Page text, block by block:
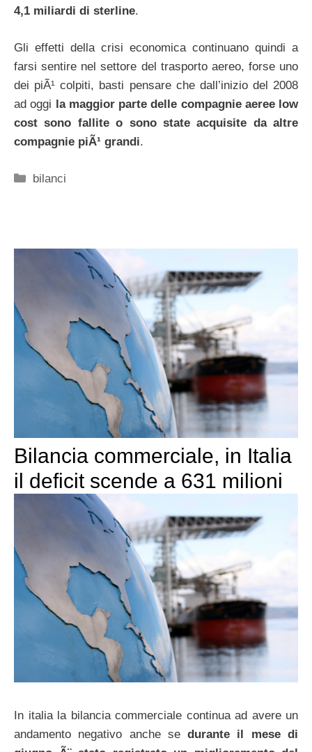
4,1 miliardi di sterline.
Gli effetti della crisi economica continuano quindi a
farsi sentire nel settore del trasporto aereo, forse uno
dei piÃ¹ colpiti, basti pensare che dall’inizio del 2008
ad oggi la maggior parte delle compagnie aeree low
cost sono fallite o sono state acquisite da altre
compagnie piÃ¹ grandi.
Categorie
bilanci
Bilancia commerciale, in Italia
il deficit scende a 631 milioni
In italia la bilancia commerciale continua ad avere un
andamento negativo anche sedurante il mese di